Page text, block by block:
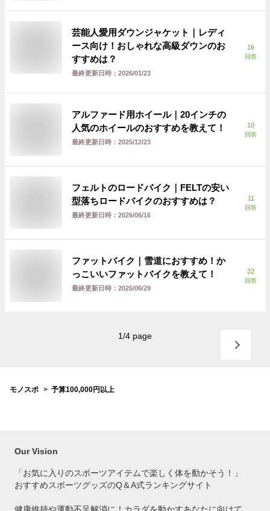
芸能人愛用ダウンジャケット｜レディ
ース向け！おしゃれな高級ダウンのお
すすめは？
最終更新日時： 2026/01/23
16
回答
アルファード用ホイール｜20インチの
人気のホイールのおすすめを教えて！
最終更新日時： 2025/12/23
10
回答
フェルトのロードバイク｜FELTの安い
型落ちロードバイクのおすすめは？
最終更新日時： 2026/06/16
11
回答
ファットバイク｜雪道におすすめ！か
っこいいファットバイクを教えて！
最終更新日時： 2026/06/29
22
回答
1/4 page
モノスポ 予算100,000円以上
Our Vision
「お気に入りのスポーツアイテムで楽しく体を動かそう！」
おすすめスポーツグッズのQ＆A式ランキングサイト